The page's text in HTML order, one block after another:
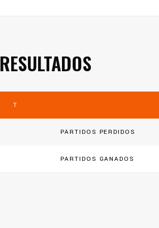
RESULTADOS
T
PARTIDOS PERDIDOS
PARTIDOS GANADOS